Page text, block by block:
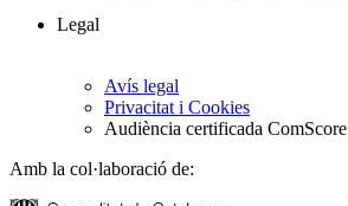
Legal
Avís legal
Privacitat i Cookies
Audiència certificada ComScore
Amb la col·laboració de: